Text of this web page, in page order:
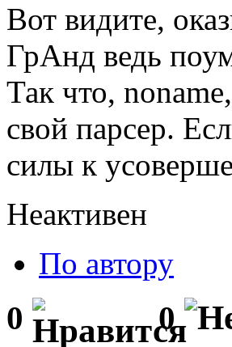
Вот видите,
ГрАнд ведь
Так что,
свой парсер.
силы к
Неактивен
По автору
0 0